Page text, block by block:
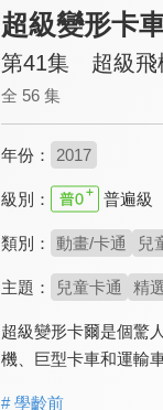
超級變形卡
第41集 超級飛
全 56 集
年份： 2017
級別： 普遍級
類別： 動畫/卡通 兒
主題： 兒童卡通 精
超級變形卡爾是個驚
機、巨型卡車和運輸
# 學齡前